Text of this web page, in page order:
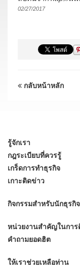
02/27/2017
กลับหน้าหลัก
รู้จักเรา
กฎระเบียบที่ควรรู้
เกร็ดการทำธุรกิจ
เกาะติดข่าว
กิจกรรมสำหรับนักธุรกิจ
หน่วยงานสำคัญในการ
คำถามยอดฮิต
ให้เราช่วยเหลือท่าน